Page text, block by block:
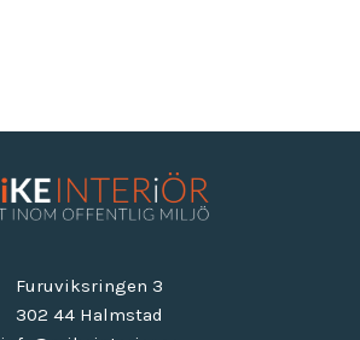
Furuviksringen 3
302 44 Halmstad